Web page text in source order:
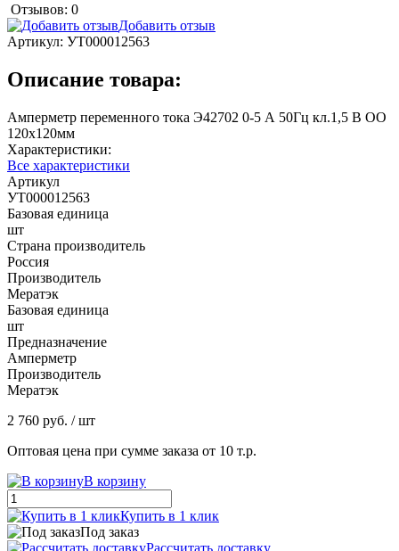
Отзывов: 0
Добавить отзыв
Артикул: УТ000012563
Описание товара:
Амперметр переменного тока Э42702 0-5 А 50Гц кл.1,5 В ОО
120х120мм
Характеристики:
Все характеристики
Артикул
УТ000012563
Базовая единица
шт
Страна производитель
Россия
Производитель
Мератэк
Базовая единица
шт
Предназначение
Амперметр
Производитель
Мератэк
2 760 руб. / шт
Оптовая цена при сумме заказа от 10 т.р.
В корзину
Купить в 1 клик
Под заказ
Рассчитать доставку